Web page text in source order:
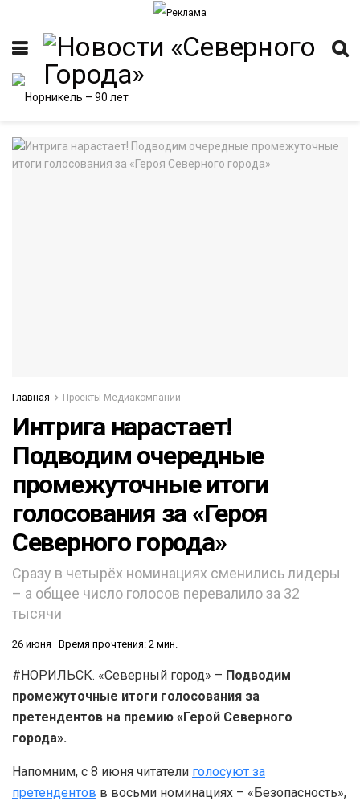
Главная Проекты Медиакомпании
Интрига нарастает!
Подводим очередные
промежуточные итоги
голосования за «Героя
Северного города»
Сразу в четырёх номинациях сменились лидеры
– а общее число голосов перевалило за 32
тысячи
26 июня Время прочтения: 2 мин.
#НОРИЛЬСК. «Северный город» – Подводим
промежуточные итоги голосования за
претендентов на премию «Герой Северного
города».
Напомним, с 8 июня читатели голосуют за
претендентов в восьми номинациях – «Безопасность»,